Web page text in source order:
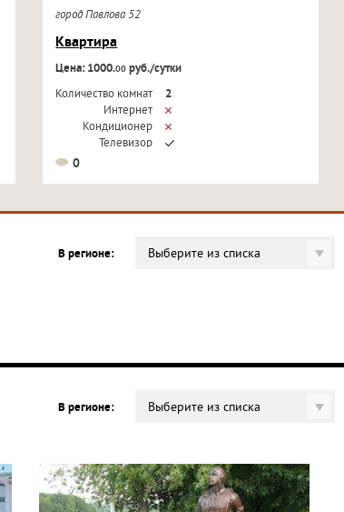
город Павлова 52
Квартира
Цена: 1000.00 руб./сутки
Количество комнат
2
Интернет
Кондиционер
Телевизор
0
В регионе: Выберите из списка
В регионе: Выберите из списка